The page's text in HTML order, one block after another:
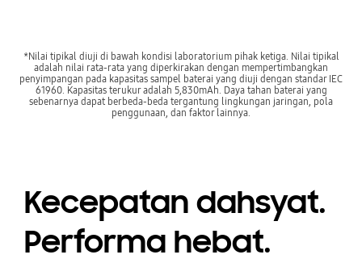
*Nilai tipikal diuji di bawah kondisi laboratorium pihak ketiga. Nilai tipikal
adalah nilai rata-rata yang diperkirakan dengan mempertimbangkan
penyimpangan pada kapasitas sampel baterai yang diuji dengan standar IEC
61960. Kapasitas terukur adalah 5,830mAh. Daya tahan baterai yang
sebenarnya dapat berbeda-beda tergantung lingkungan jaringan, pola
penggunaan, dan faktor lainnya.
Kecepatan dahsyat.
Performa hebat.